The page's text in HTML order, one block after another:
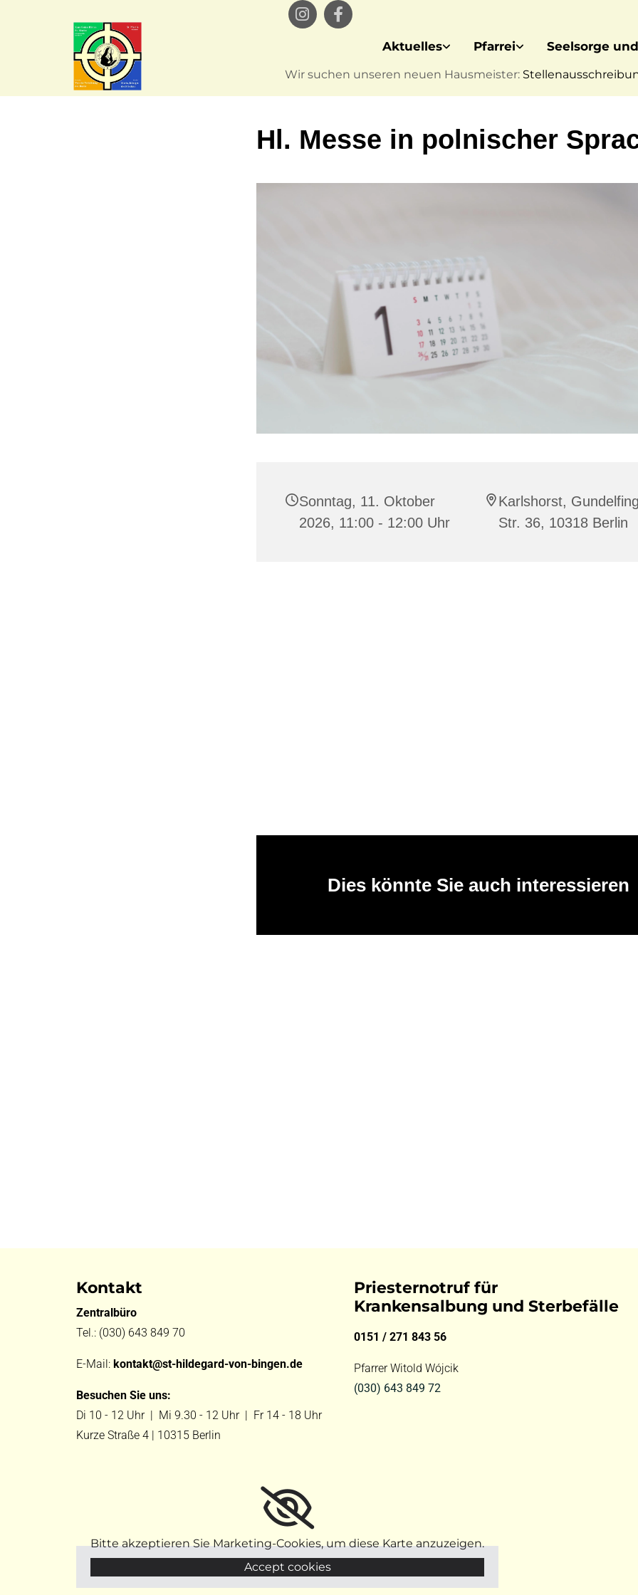
Aktuelles Pfarrei Seelsorge
Wir suchen unseren neuen Hausmeister:
Hl. Messe in polnischer
Sonntag, 11. Oktober
2026, 11:00 - 12:00 Uhr
Karlshorst,
Str. 36, 10318 Berlin
Dies könnte Sie auch interessieren
Kontakt
Zentralbüro
Tel.: (030) 643 849 70
E-Mail: kontakt@st-hildegard-von-bingen.de
Besuchen Sie uns:
Di 10 - 12 Uhr | Mi 9.30 - 12 Uhr | Fr 14 - 18 Uhr
Kurze Straße 4 | 10315 Berlin
Priesternotruf für
Krankensalbung und Sterbefälle
0151 / 271 843 56
Pfarrer Witold Wójcik
(030) 643 849 72
Bitte akzeptieren Sie Marketing-Cookies, um diese Karte anzuzeigen.
Accept cookies